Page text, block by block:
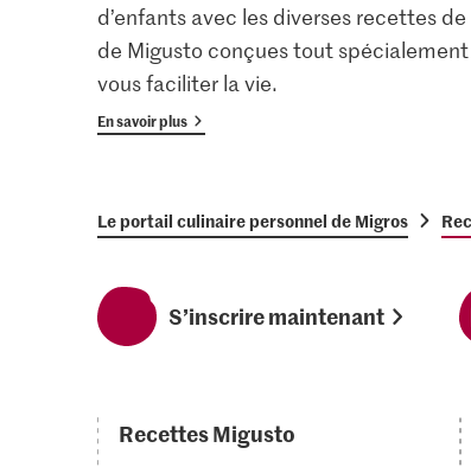
d’enfants avec les diverses recettes de
de Migusto conçues tout
vous faciliter la vie.
En savoir plus
Le portail culinaire personnel de Migros
S’inscrire maintenant
Recettes Migusto